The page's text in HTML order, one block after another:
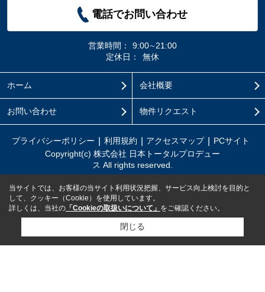
電話でお問い合わせ
営業時間：
9:00∼21:00
定休日：
無休
ホーム 会社概要
お問い合わせ 物件リクエスト
プライバシーポリシー 利用規約 アクセスマップ
PCサイト
Copyright(c) 株式会社 日本トータルプロデュー
ス All rights reserved.
当サイトでは、お客様の当サイト利用状況把握、サービス向上検討を目的と
して、クッキー（Cookie）を使用しています。
詳しくは、当社の 「Cookieの取扱いについて」 をご確認ください。
閉じる